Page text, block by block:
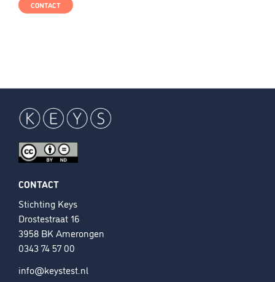
CONTACT
CONTACT
Stichting Keys
Drostestraat 16
3958 BK Amerongen
0343 74 57 00
info@keystest.nl